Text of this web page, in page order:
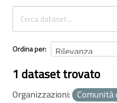
INFORMAZIONI
Ordina per
1 dataset trovato
Organizzazioni: Comunità